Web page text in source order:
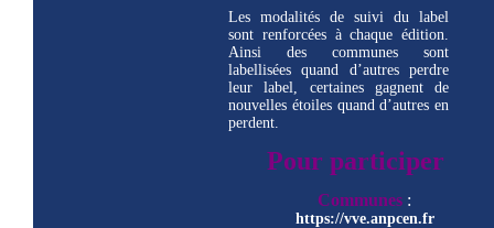
Les modalités de suivi du label
sont renforcées à chaque édition.
Ainsi des communes sont
labellisées quand d’autres perdre
leur label, certaines gagnent de
nouvelles étoiles quand d’autres en
perdent.
Pour participer
Communes :
https://vve.anpcen.fr